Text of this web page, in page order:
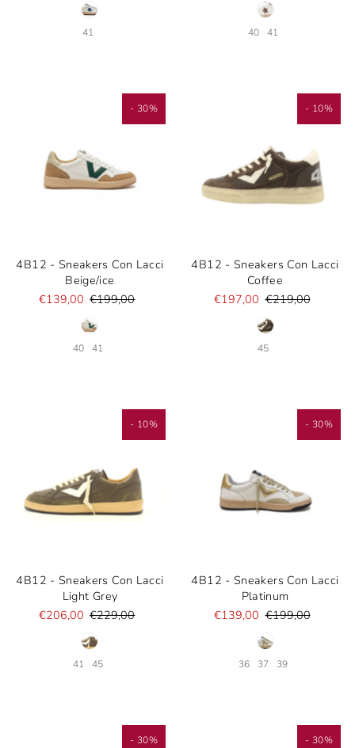
41 40 41
- 30%
4B12 - Sneakers Con Lacci
Beige/ice
€139,00 €199,00
40 41
- 10%
4B12 - Sneakers Con Lacci
Coffee
€197,00 €219,00
45
- 10%
4B12 - Sneakers Con Lacci
Light Grey
€206,00 €229,00
41 45
- 30%
4B12 - Sneakers Con Lacci
Platinum
€139,00 €199,00
36 37 39
- 30% - 30%